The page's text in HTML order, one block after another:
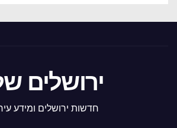
ירושלים
חדשות ירושלים ומידע